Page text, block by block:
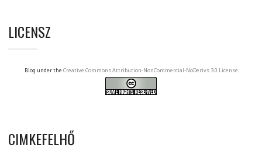
LICENSZ
Blog under the Creative Commons Attribution-NonCommercial-NoDerivs 3.0 License
CIMKEFELHŐ